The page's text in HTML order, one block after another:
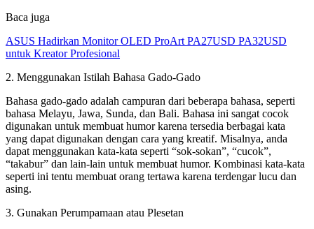
Baca juga
ASUS Hadirkan Monitor OLED ProArt PA27USD PA32USD
untuk Kreator Profesional
2. Menggunakan Istilah Bahasa Gado-Gado
Bahasa gado-gado adalah campuran dari beberapa bahasa, seperti
bahasa Melayu, Jawa, Sunda, dan Bali. Bahasa ini sangat cocok
digunakan untuk membuat humor karena tersedia berbagai kata
yang dapat digunakan dengan cara yang kreatif. Misalnya, anda
dapat menggunakan kata-kata seperti “sok-sokan”, “cucok”,
“takabur” dan lain-lain untuk membuat humor. Kombinasi kata-kata
seperti ini tentu membuat orang tertawa karena terdengar lucu dan
asing.
3. Gunakan Perumpamaan atau Plesetan